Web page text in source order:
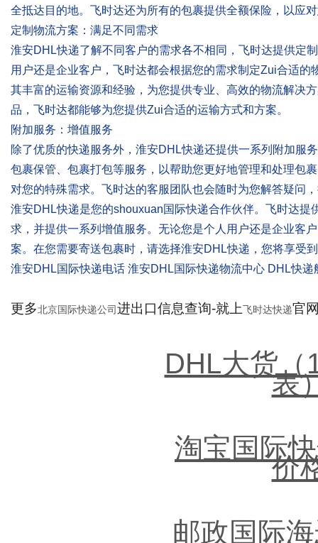
全抵达目的地。飞时达还为所有的包裹提供全额保险，以应
定制物流方案：满足不同需求
淮安DHL快递了解不同客户的需求各不相同，飞时达提供定
用户还是企业客户，飞时达都会根据您的需求制定Zui合适
其丰富的运输资源和经验，为您提供专业、高效的物流解决
品，飞时达都能够为您提供Zui合适的运输方式和方案。
附加服务：增值服务
除了优质的快递服务外，淮安DHL快递还提供一系列附加服
包裹保管、包裹打包等服务，以帮助您更好地管理和处理包
对您的特殊需求。飞时达的客服团队也会随时为您解答疑问
淮安DHL快递是您的shouxuan国际快递合作伙伴。飞时达
求，并提供一系列增值服务。无论您是个人用户还是企业客
案。在您需要寄送包裹时，请选择淮安DHL快递，您将享受
淮安DHL国际快递电话 淮安DHL国际快递物流中心 DHL快递
更多北京国际快递公司进出口信息查询-就上飞时达快递官
DHL大货（
表
淘宝国际
价
邮政国际